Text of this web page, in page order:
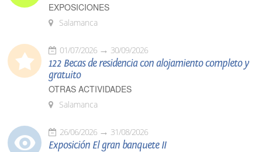
EXPOSICIONES
Salamanca
01/07/2026 30/09/2026
122 Becas de residencia con alojamiento completo y
gratuito
OTRAS ACTIVIDADES
Salamanca
26/06/2026 31/08/2026
Exposición El gran banquete II